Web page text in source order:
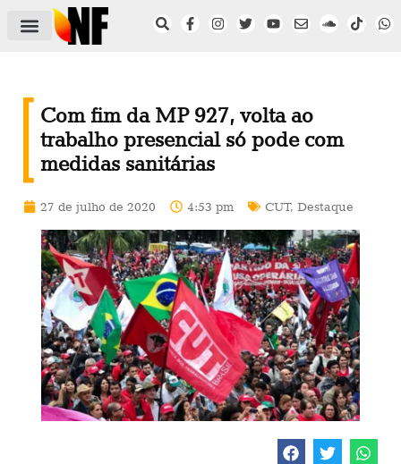
Com fim da MP 927, volta ao
trabalho presencial só pode com
medidas sanitárias
27 de julho de 2020 4:53 pm CUT, Destaque